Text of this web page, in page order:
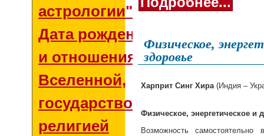
астрологии"
Дата рождения
и отношения со
Вселенной,
государством и
религией
Физическое,
здоровье
Харприт Синг Хира (Индия –
Физическое, энергетическое и
Возможность самостоятельно